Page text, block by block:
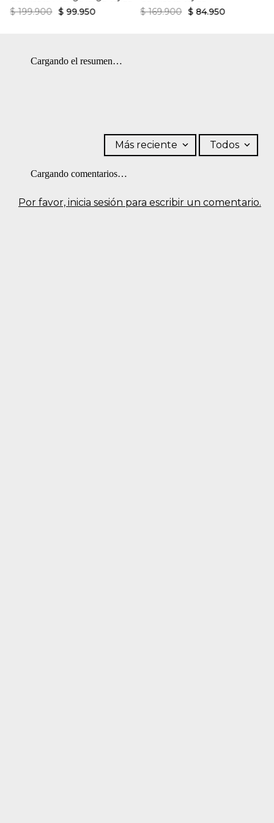
$ 199.900 $ 99.950
$ 169.900 $ 84.950
Cargando el resumen…
Por favor, inicia sesión para escribir un comentario.
Más reciente Todos
Cargando comentarios…